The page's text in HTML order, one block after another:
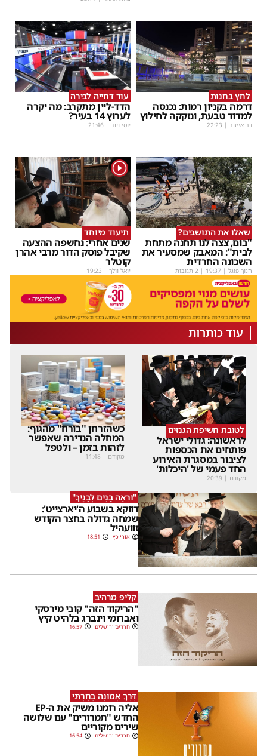
לחץ בחנות
דרמה בקניון רמות: נכנסה
למדוד טבעת, ונזקקה לחילוץ
דב אייזנר |
22:23
עוד דחייה לבירה
הדד-ליין מתקרב: מה יקרה
לערוץ 14 בעיר?
יוסי וינר |
21:46
שאלו את התושבים?
"בום, צצה לנו תחנה מתחת
לבית": המאבק שמסעיר את
השכונה החרדית
חנוך פוגל |
19:37 | 2 תגובות
1
תיעוד מיוחד
שנים אחרי: נחשפה ההצעה
שקיבל פוסק הדור מרבי אהרן
קוטלר
יואל וולך |
19:23
עוד כותרות
לטובת חשיפת הגנזים
לראשונה: גדולי ישראל
פותחים את הכספות
לציבור במסגרת האירוע
החד פעמי של 'היכלות'
מקודם |
20:39
כשהזרחן "בורח" מהגוף:
המחלה הנדירה שאפשר
לזהות בזמן – ולטפל
מקודם |
11:48
"וּרְאֵה בָנִים לְבָנֶיךָ"
דווקא בשבוע ה'יארצייט':
שמחה גדולה בחצר הקודש
זוועהיל
אורי כץ 18:51
קליפ מרהיב
"הריקוד הזה" קובי מירסקי
ואברומי וינברג בלהיט קיץ
חרדים ירושלים 16:57
דֶּרֶךְ אֱמוּנָה בָחָרְתִּי
אליה רומנו משיק את ה-EP
החדש "תמרורים" עם שלושה
שירים מקוריים
חרדים ירושלים 16:54